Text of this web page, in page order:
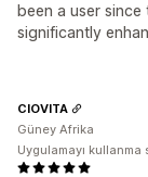
been a user
significantly
CIOVITA
Güney Afrika
Uygulamayı kullanma